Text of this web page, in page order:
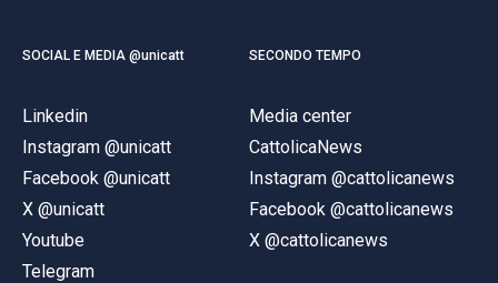
SOCIAL E MEDIA @unicatt
Linkedin
Instagram @unicatt
Facebook @unicatt
X @unicatt
Youtube
Telegram
SECONDO TEMPO
Media center
CattolicaNews
Instagram @cattolicanews
Facebook @cattolicanews
X @cattolicanews